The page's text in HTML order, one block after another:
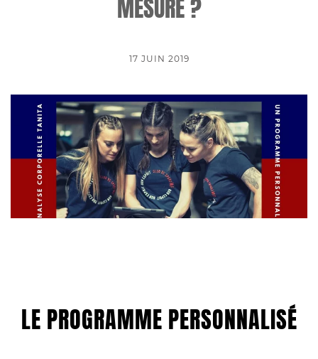
MESURE ?
17 JUIN 2019
LE PROGRAMME PERSONNALISÉ